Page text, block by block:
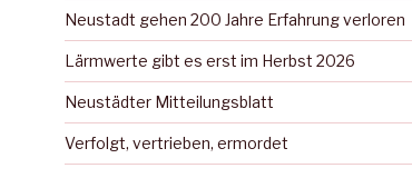
Neustadt gehen 200 Jahre Erfahrung verloren
Lärmwerte gibt es erst im Herbst 2026
Neustädter Mitteilungsblatt
Verfolgt, vertrieben, ermordet